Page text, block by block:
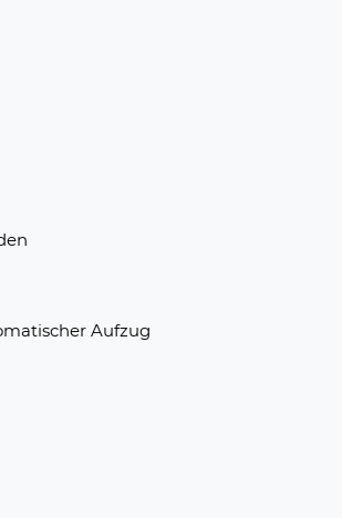
Aufzug